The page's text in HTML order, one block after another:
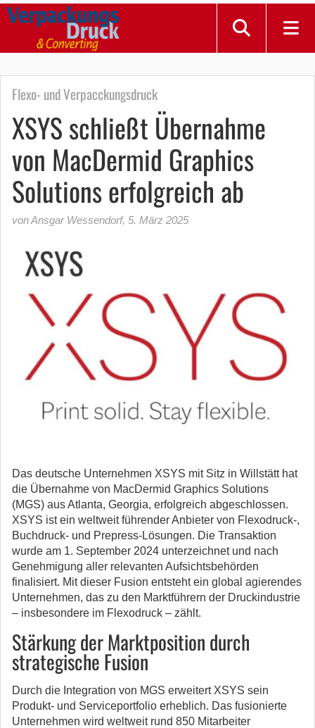
Flexo- und Verpacckungsdruck
XSYS schließt Übernahme
von MacDermid Graphics
Solutions erfolgreich ab
von Ansgar Wessendorf, 5. März 2025
Das deutsche Unternehmen XSYS mit Sitz in Willstätt hat
die Übernahme von MacDermid Graphics Solutions
(MGS) aus Atlanta, Georgia, erfolgreich abgeschlossen.
XSYS ist ein weltweit führender Anbieter von Flexodruck-,
Buchdruck- und Prepress-Lösungen. Die Transaktion
wurde am 1. September 2024 unterzeichnet und nach
Genehmigung aller relevanten Aufsichtsbehörden
finalisiert. Mit dieser Fusion entsteht ein global agierendes
Unternehmen, das zu den Marktführern der Druckindustrie
– insbesondere im Flexodruck – zählt.
Stärkung der Marktposition durch
strategische Fusion
Durch die Integration von MGS erweitert XSYS sein
Produkt- und Serviceportfolio erheblich. Das fusionierte
Unternehmen wird weltweit rund 850 Mitarbeiter